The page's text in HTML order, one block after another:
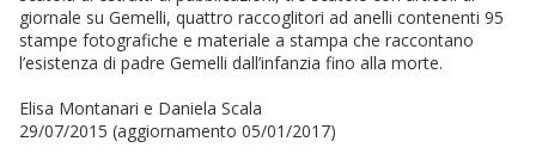
giornale su Gemelli, quattro raccoglitori ad anelli contenenti 95
stampe fotografiche e materiale a stampa che raccontano
l’esistenza di padre Gemelli dall’infanzia fino alla morte.
Elisa Montanari e Daniela Scala
29/07/2015 (aggiornamento 05/01/2017)